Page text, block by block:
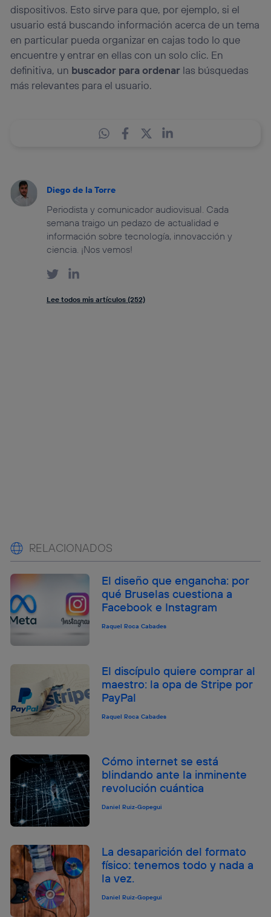
dispositivos. Esto sirve para que, por ejemplo, si el
usuario está buscando información acerca de un tema
en particular pueda organizar en cajas todo lo que
encuentre y entrar en ellas con un solo clic. En
definitiva, un buscador para ordenar las búsquedas
más relevantes para el usuario.
Diego de la Torre
Periodista y comunicador audiovisual. Cada
semana traigo un pedazo de actualidad e
información sobre tecnología, innovacción y
ciencia. ¡Nos vemos!
Lee todos mis artículos (252)
RELACIONADOS
El diseño que engancha: por
qué Bruselas cuestiona a
Facebook e Instagram
Raquel Roca Cabades
El discípulo quiere comprar al
maestro: la opa de Stripe por
PayPal
Raquel Roca Cabades
Cómo internet se está
blindando ante la inminente
revolución cuántica
Daniel Ruiz-Gopegui
La desaparición del formato
físico: tenemos todo y nada a
la vez.
Daniel Ruiz-Gopegui